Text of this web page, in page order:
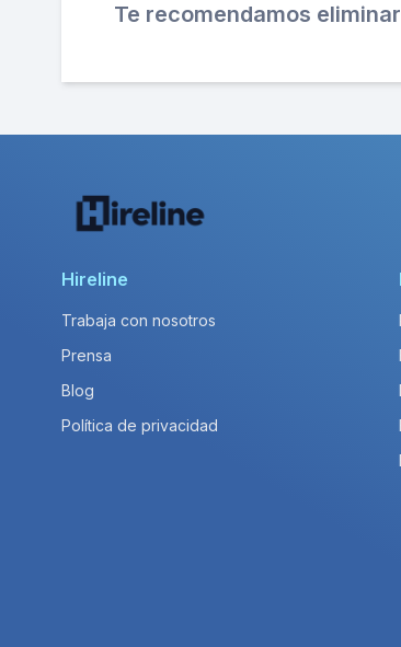
Te recomendamos
Hireline
Trabaja con nosotros
Prensa
Blog
Política de privacidad